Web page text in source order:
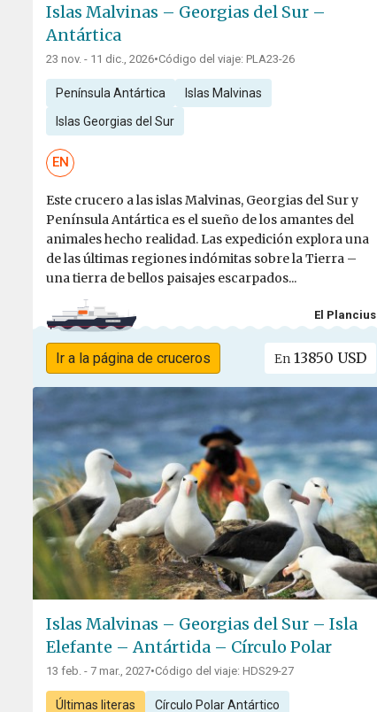
Islas Malvinas – Georgias del Sur –
Antártica
23 nov. - 11 dic., 2026•Código del viaje: PLA23-26
Península Antártica Islas Malvinas
Islas Georgias del Sur
EN
Este crucero a las islas Malvinas, Georgias del Sur y
Península Antártica es el sueño de los amantes del
animales hecho realidad. Las expedición explora una
de las últimas regiones indómitas sobre la Tierra –
una tierra de bellos paisajes escarpados...
El Plancius
Ir a la página de cruceros En 13850 USD
Islas Malvinas – Georgias del Sur – Isla
Elefante – Antártida – Círculo Polar
13 feb. - 7 mar., 2027•Código del viaje: HDS29-27
Últimas literas Círculo Polar Antártico